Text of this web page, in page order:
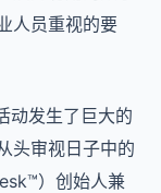
人员重视的要
动发生了巨大的
头审视日子中的
）创始人兼